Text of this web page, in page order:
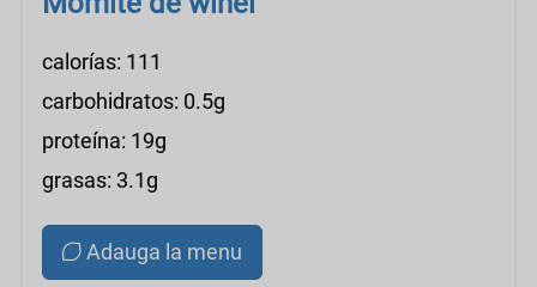
calorías: 111
carbohidratos: 0.5g
proteína: 19g
grasas: 3.1g
Adauga la menu